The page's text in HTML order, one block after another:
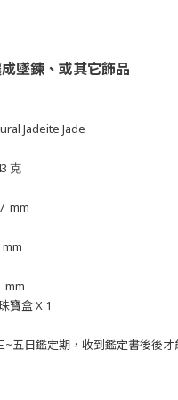
墜鍊、或其它飾品
Jadeite Jade
克
mm
mm
mm
寶盒 X 1
五日鑑定期，收到鑑定書後後才